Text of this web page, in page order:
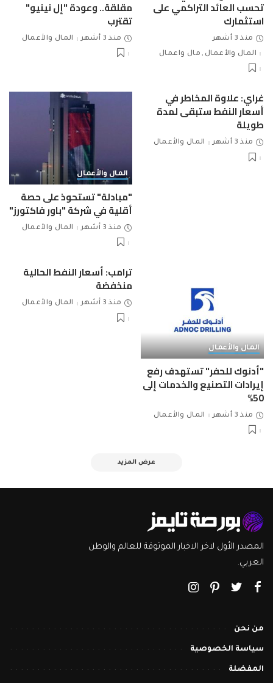
تحسب العائد التراكمي على
استثمارك
منذ 3 أشهر
المال والأعمال
مال واعمال
مقلقة.. وعودة "إل نينيو"
تقترب
منذ 3 أشهر المال والأعمال
غراي: علاوة المخاطر في
أسعار النفط ستبقى لمدة
طويلة
منذ 3 أشهر المال والأعمال
المال والأعمال
"مبادلة" تستحوذ على حصة
أقلية في شركة "باور فاكتورز"
منذ 3 أشهر المال والأعمال
المال والأعمال
"أدنوك للحفر" تستهدف رفع
إيرادات التصنيع والخدمات إلى
50%
منذ 3 أشهر المال والأعمال
ترامب: أسعار النفط الحالية
منخفضة
منذ 3 أشهر المال والأعمال
عرض المزيد
المصدر الأول لاخر الاخبار الموثوقة للعالم والوطن
العربي.
من نحن
سياسة الخصوصية
المفضلة